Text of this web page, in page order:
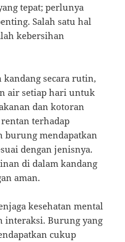
tepat; perlunya
Salah satu hal
kebersihan
secara rutin,
air setiap hari untuk
dan kotoran
terhadap
burung mendapatkan
dengan jenisnya.
di dalam kandang
aman.
kesehatan mental
interaksi. Burung yang
cukup